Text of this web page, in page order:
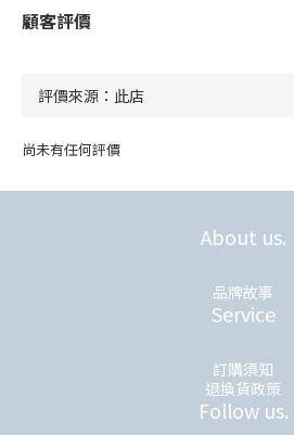
顧客評價
尚未有任何評價
About us.
品牌故事
Service
訂購須知
退換貨政策
Follow us.